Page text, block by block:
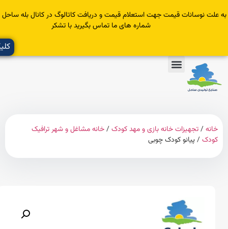
قیمت جهت استعلام قیمت و دریافت کاتالوگ در کانال بله ساحل عضو یا با
شماره های ما تماس بگیرید با تشکر
کلیک کنید
تجهیزات خانه بازی و مهد کودک/خانه مشاغل و شهر ترافیک
/ پیانو کودک چوبی